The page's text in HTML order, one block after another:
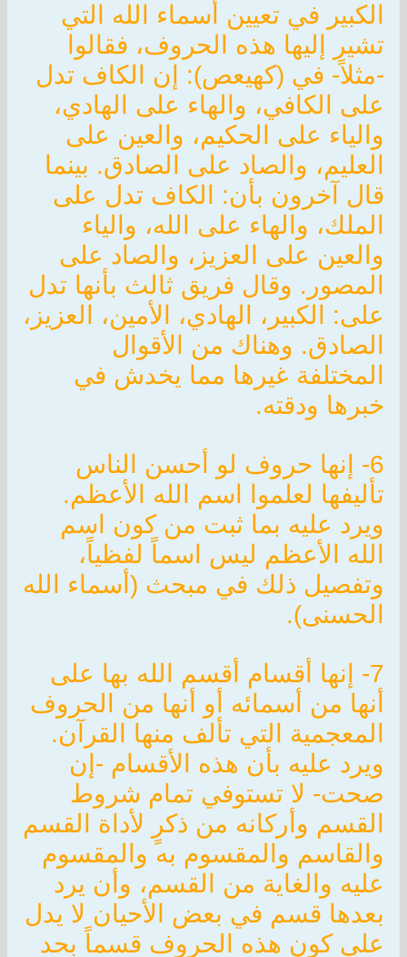
الكبير في تعيين أسماء الله التي
تشير إليها هذه الحروف، فقالوا
-مثلاً- في (كهيعص): إن الكاف تدل
على الكافي، والهاء على الهادي،
والياء على الحكيم، والعين على
العليم، والصاد على الصادق. بينما
قال آخرون بأن: الكاف تدل على
الملك، والهاء على الله، والياء
والعين على العزيز، والصاد على
المصور. وقال فريق ثالث بأنها تدل
على: الكبير، الهادي، الأمين، العزيز،
الصادق. وهناك من الأقوال
المختلفة غيرها مما يخدش في
خبرها ودقته.
6- إنها حروف لو أحسن الناس
تأليفها لعلموا اسم الله الأعظم.
ويرد عليه بما ثبت من كون اسم
الله الأعظم ليس اسماً لفظياً،
وتفصيل ذلك في مبحث (أسماء الله
الحسنى).
7- إنها أقسام أقسم الله بها على
أنها من أسمائه أو أنها من الحروف
المعجمية التي تألف منها القرآن.
ويرد عليه بأن هذه الأقسام -إن
صحت- لا تستوفي تمام شروط
القسم وأركانه من ذكرٍ لأداة القسم
والقاسم والمقسوم به والمقسوم
عليه والغاية من القسم، وأن يرد
بعدها قسم في بعض الأحيان لا يدل
على كون هذه الحروف قسماً بحد